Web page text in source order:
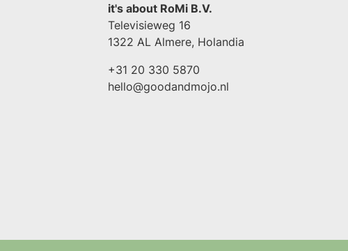
it's about RoMi B.V.
Televisieweg 16
1322 AL Almere, Holandia
+31 20 330 5870
hello@goodandmojo.nl